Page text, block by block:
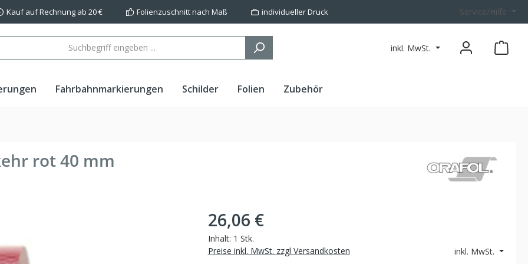
Kauf auf Rechnung ab 20 € Folienzuschnitt nach Maß individueller Druck Service/Hilfe
inkl. MwSt.
Fahrbahnmarkierungen Schilder Folien Zubehör
rot 40 mm
26,06 €
Inhalt: 1 Stk.
inkl. MwSt.
Preise inkl. MwSt. zzgl Versandkosten